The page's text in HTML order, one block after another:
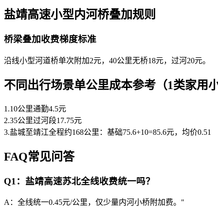
盐靖高速小型内河桥叠加规则
桥梁叠加收费梯度标准
沿线小型河道桥单次附加2元，40公里无桥18元，过河20元。
不同出行场景单公里成本参考（1类家用
1.10公里通勤4.5元
2.35公里过河段17.75元
3.盐城至靖江全程约168公里：基础75.6+10=85.6元，均价0.51
FAQ常见问答
Q1：盐靖高速苏北全线收费统一吗？
A：全线统一0.45元/公里，仅少量内河小桥附加费。"